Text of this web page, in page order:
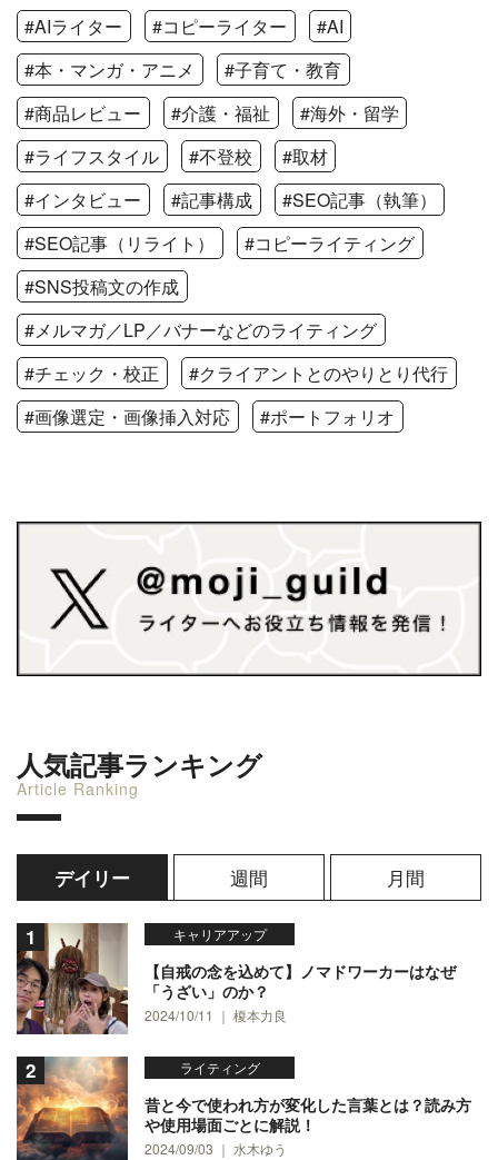
#AIライター #コピーライター
#AI
#本・マンガ・アニメ
#子育て・教育
#商品レビュー
#介護・福祉
#海外・留学
#ライフスタイル
#不登校
#取材
#インタビュー
#記事構成
#SEO記事（執筆）
#SEO記事（リライト）
#コピーライティング
#SNS投稿文の作成
#メルマガ／LP／バナーなどのライティング
#チェック・校正
#クライアントとのやりとり代行
#画像選定・画像挿入対応
#ポートフォリオ
人気記事ランキング
Article Ranking
デイリー 週間 月間
キャリアアップ
【自戒の念を込めて】ノマドワーカーはなぜ
「うざい」のか？
2024/10/11 ｜ 榎本力良
ライティング
昔と今で使われ方が変化した言葉とは？読み方
や使用場面ごとに解説！
2024/09/03 ｜ 水木ゆう